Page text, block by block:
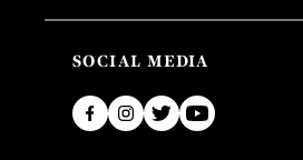
SOCIAL MEDIA